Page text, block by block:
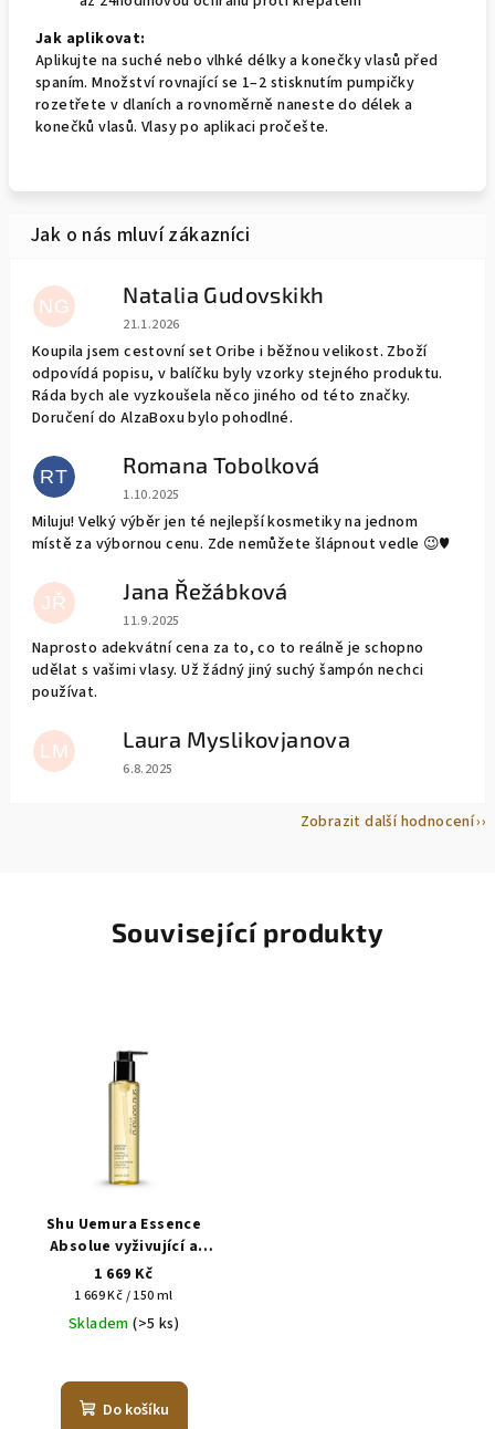
Jak aplikovat:
Aplikujte na suché nebo vlhké délky a konečky vlasů před
spaním. Množství rovnající se 1–2 stisknutím pumpičky
rozetřete v dlaních a rovnoměrně naneste do délek a
konečků vlasů. Vlasy po aplikaci pročešte.
NG Natalia Gudovskikh
Hodnocení obchodu je 5 z 5 hvězdiček.
21.1.2026
Koupila jsem cestovní set Oribe i běžnou velikost. Zboží
odpovídá popisu, v balíčku byly vzorky stejného produktu.
Ráda bych ale vyzkoušela něco jiného od této značky.
Doručení do AlzaBoxu bylo pohodlné.
RT Romana Tobolková
Hodnocení obchodu je 5 z 5 hvězdiček.
1.10.2025
Miluju! Velký výběr jen té nejlepší kosmetiky na jednom
místě za výbornou cenu. Zde nemůžete šlápnout vedle 😉♥️
JŘ Jana Řežábková
Hodnocení obchodu je 5 z 5 hvězdiček.
11.9.2025
Naprosto adekvátní cena za to, co to reálně je schopno
udělat s vašimi vlasy. Už žádný jiný suchý šampón nechci
používat.
LM Laura Myslikovjanova
Hodnocení obchodu je 5 z 5 hvězdiček.
6.8.2025
Zobrazit další hodnocení
Související produkty
Shu Uemura Essence
Absolue vyživující a
hydratující olej na vlasy
1 669 Kč
Měrná
cena:
1 669 Kč / 150 ml
Skladem(>5 ks)
Do košíku